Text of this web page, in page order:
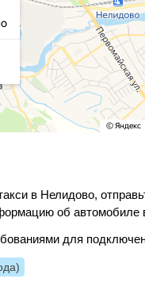
в Нелидово,
об
для